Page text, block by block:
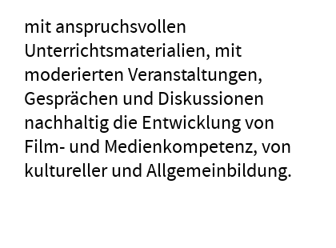
mit anspruchsvollen
Unterrichtsmaterialien, mit
moderierten Veranstaltungen,
Gesprächen und Diskussionen
nachhaltig die Entwicklung von
Film- und Medienkompetenz, von
kultureller und Allgemeinbildung.